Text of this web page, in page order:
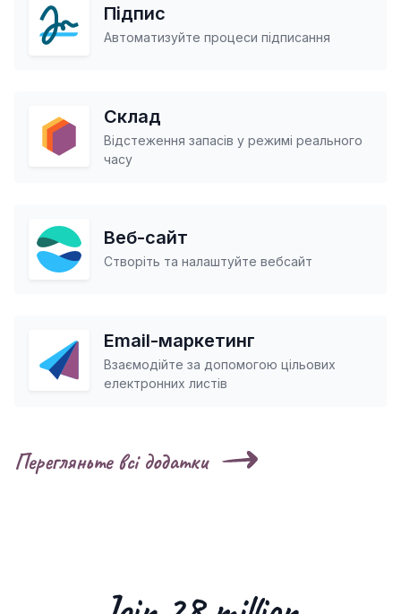
Підпис
Автоматизуйте процеси підписання
Склад
Відстеження запасів у режимі реального
часу
Веб-сайт
Створіть та налаштуйте вебсайт
Email-маркетинг
Взаємодійте за допомогою цільових
електронних листів
Перегляньте всі додатки